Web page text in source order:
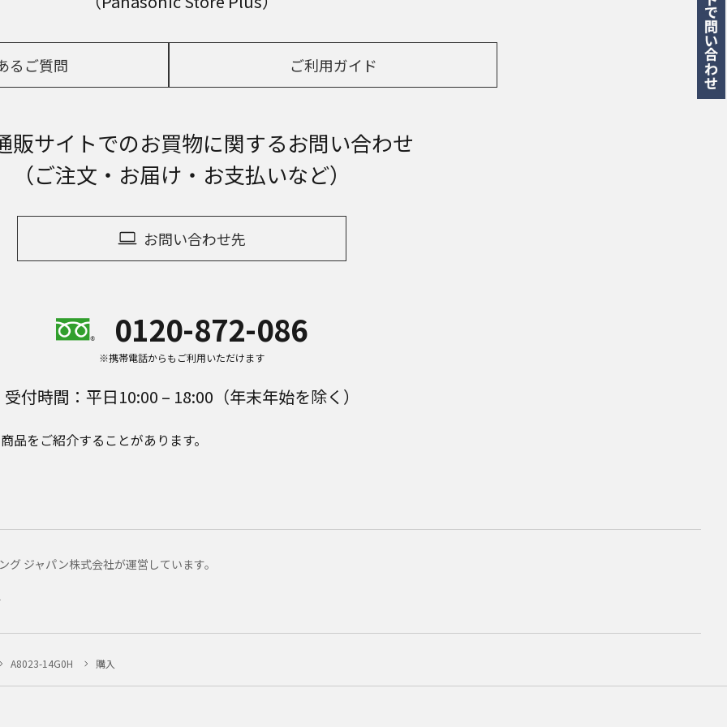
るご質問 ご利用ガイド
販サイトでのお買物に関するお問い合わせ
（ご注文・お届け・お支払いなど）
お問い合わせ先
0120-872-086
※携帯電話からもご利用いただけます
受付時間：平日10:00 – 18:00（年末年始を除く）
品をご紹介することがあります。
ジャパン株式会社が運営しています。
A8023-14G0H 購入